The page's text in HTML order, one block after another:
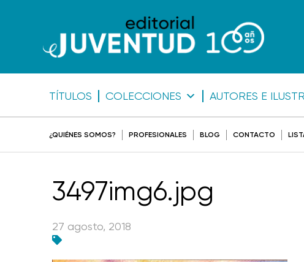
TÍTULOS COLECCIONES AUTORES E
¿QUIÉNES SOMOS? PROFESIONALES BLOG CONTACTO
3497img6.jpg
27 agosto, 2018